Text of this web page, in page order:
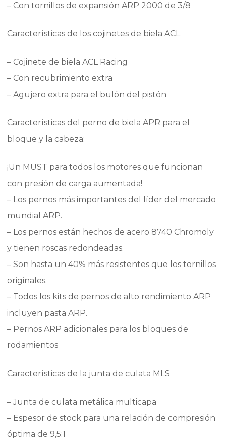
– Con tornillos de expansión ARP 2000 de 3/8
Características de los cojinetes de biela ACL
– Cojinete de biela ACL Racing
– Con recubrimiento extra
– Agujero extra para el bulón del pistón
Características del perno de biela APR para el
bloque y la cabeza:
¡Un MUST para todos los motores que funcionan
con presión de carga aumentada!
– Los pernos más importantes del líder del mercado
mundial ARP.
– Los pernos están hechos de acero 8740 Chromoly
y tienen roscas redondeadas.
– Son hasta un 40% más resistentes que los tornillos
originales.
– Todos los kits de pernos de alto rendimiento ARP
incluyen pasta ARP.
– Pernos ARP adicionales para los bloques de
rodamientos
Características de la junta de culata MLS
– Junta de culata metálica multicapa
– Espesor de stock para una relación de compresión
óptima de 9,5:1